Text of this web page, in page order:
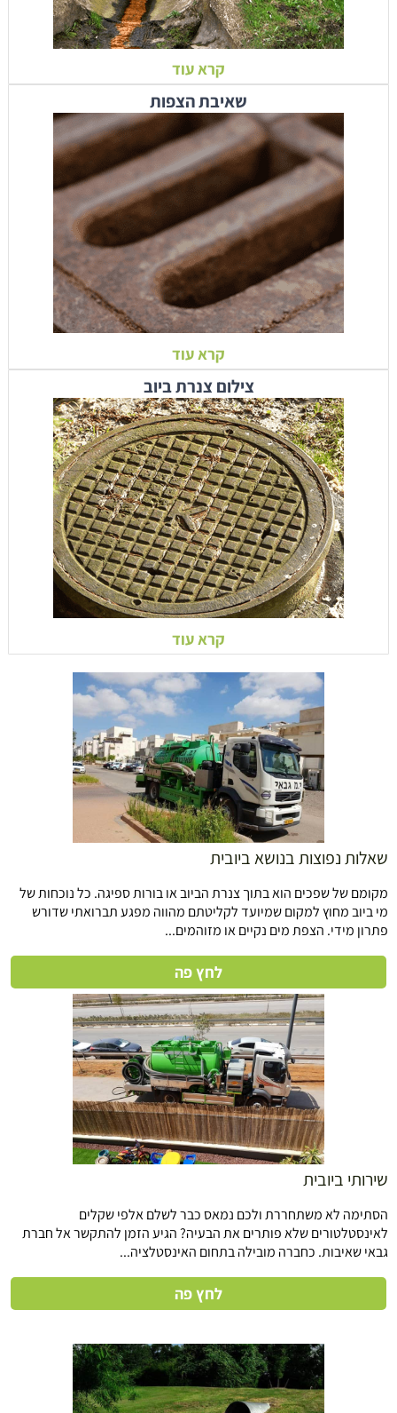
קרא עוד
שאיבת הצפות
קרא עוד
צילום צנרת ביוב
קרא עוד
שאלות נפוצות בנושא ביובית
מקומם של שפכים הוא בתוך צנרת הביוב או בורות ספיגה. כל נוכחות של
מי ביוב מחוץ למקום שמיועד לקליטתם מהווה מפגע תברואתי שדורש
פתרון מידי. הצפת מים נקיים או מזוהמים...
לחץ פה
שירותי ביובית
הסתימה לא משתחררת ולכם נמאס כבר לשלם אלפי שקלים
לאינסטלטורים שלא פותרים את הבעיה? הגיע הזמן להתקשר אל חברת
גבאי שאיבות. כחברה מובילה בתחום האינסטלציה...
לחץ פה